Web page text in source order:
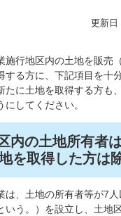
更新日
施行地区内の土地を販売
する方に、下記項目を十
たに土地を取得する方も
してください。
内の土地所有者
を取得した方は
は、土地の所有者等が7
いう。）を設立し、土地